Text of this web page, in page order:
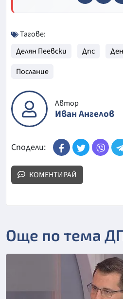
Тагове:
Делян Пеевски
Дпс
Послание
Автор
Иван Ангелов
Сподели:
КОМЕНТИРАЙ
Още по тема